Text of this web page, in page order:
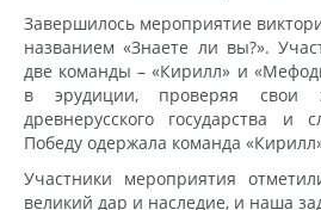
Завершилось мероприятие
названием «Знаете ли вы?».
две команды – «Кирилл» и
в эрудиции, проверяя свои
древнерусского государства и
Победу одержала команда
Участники мероприятия
великий дар и наследие, и наша